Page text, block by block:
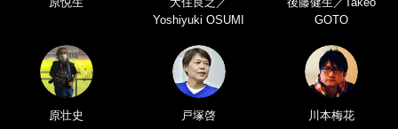
Yoshiyuki OSUMI
GOTO
原壮史 戸塚啓 川本梅花